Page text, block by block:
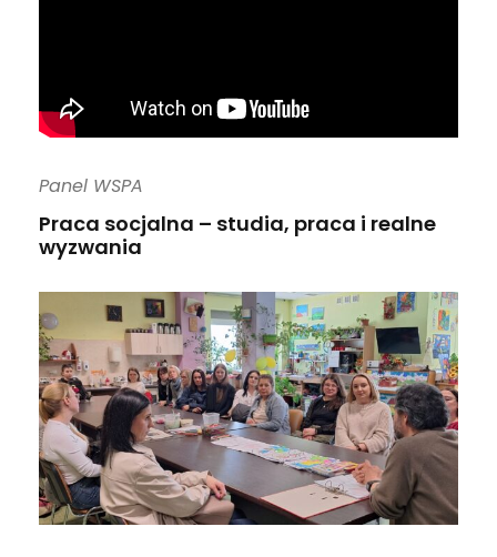
Panel WSPA
Praca socjalna – studia, praca i realne
wyzwania